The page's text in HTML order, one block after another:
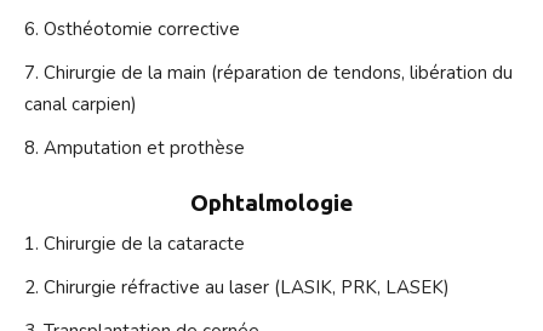
Osthéotomie corrective
Chirurgie de la main (réparation de tendons, libération du
canal carpien)
Amputation et prothèse
Ophtalmologie
Chirurgie de la cataracte
Chirurgie réfractive au laser (LASIK, PRK, LASEK)